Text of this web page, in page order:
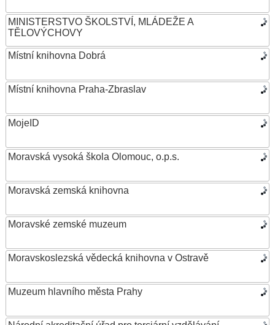
MINISTERSTVO ŠKOLSTVÍ, MLÁDEŽE A
TĚLOVÝCHOVY
Místní knihovna Dobrá
Místní knihovna Praha-Zbraslav
MojeID
Moravská vysoká škola Olomouc, o.p.s.
Moravská zemská knihovna
Moravské zemské muzeum
Moravskoslezská vědecká knihovna v Ostravě
Muzeum hlavního města Prahy